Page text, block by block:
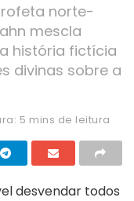
norte-
mescla
história fictícia
divinas sobre a
5 mins de leitura
desvendar todos